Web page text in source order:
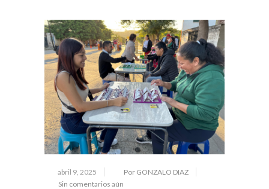
abril 9, 2025
Por GONZALO DIAZ
Sin comentarios aún